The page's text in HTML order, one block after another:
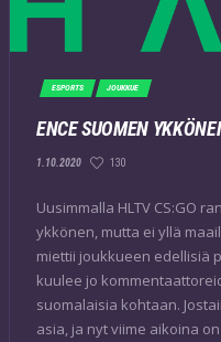
ESPORTS JOUKKUE
ENCE SUOMEN
1.10.2020 130
Uusimmalla HLTV CS:GO
ykkönen, mutta ei yllä
miettii joukkueen edellisiä
kuulee jo
suomalaisia kohtaan.
asia, ja nyt viime aikoina